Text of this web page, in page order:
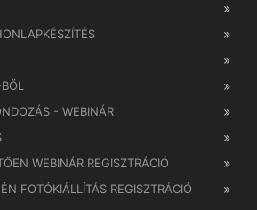
- WEBINÁR
WEBINÁR REGISZTRÁCIÓ
FOTÓKIÁLLÍTÁS REGISZTRÁCIÓ